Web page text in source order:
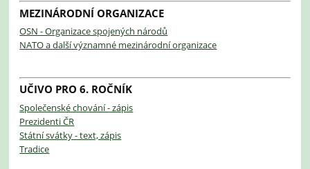
MEZINÁRODNÍ ORGANIZACE
OSN - Organizace spojených národů
NATO a další významné mezinárodní organizace
UČIVO PRO 6. ROČNÍK
Společenské chování - zápis
Prezidenti ČR
Státní svátky - text, zápis
Tradice